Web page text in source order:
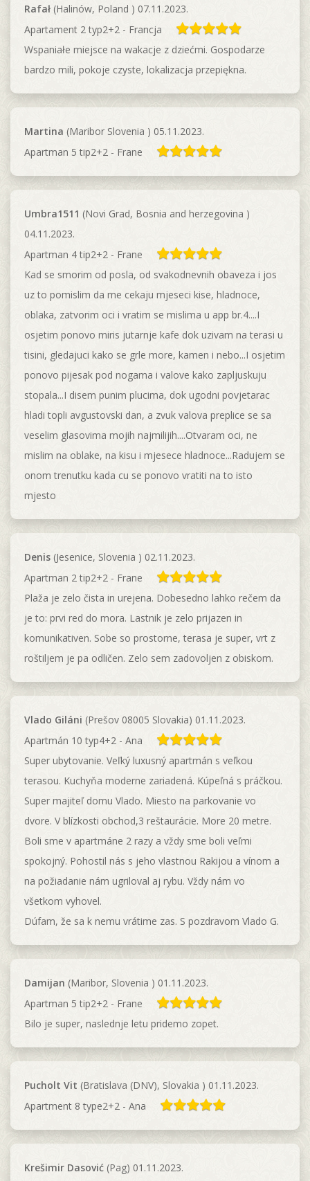
Rafał (Halinów, Poland ) 07.11.2023.
Apartament 2 typ2+2 - Francja
Wspaniałe miejsce na wakacje z dziećmi. Gospodarze
bardzo mili, pokoje czyste, lokalizacja przepiękna.
Martina (Maribor Slovenia ) 05.11.2023.
Apartman 5 tip2+2 - Frane
Umbra1511 (Novi Grad, Bosnia and herzegovina )
04.11.2023.
Apartman 4 tip2+2 - Frane
Kad se smorim od posla, od svakodnevnih obaveza i jos
uz to pomislim da me cekaju mjeseci kise, hladnoce,
oblaka, zatvorim oci i vratim se mislima u app br.4....I
osjetim ponovo miris jutarnje kafe dok uzivam na terasi u
tisini, gledajuci kako se grle more, kamen i nebo...I osjetim
ponovo pijesak pod nogama i valove kako zapljuskuju
stopala...I disem punim plucima, dok ugodni povjetarac
hladi topli avgustovski dan, a zvuk valova preplice se sa
veselim glasovima mojih najmilijih....Otvaram oci, ne
mislim na oblake, na kisu i mjesece hladnoce...Radujem se
onom trenutku kada cu se ponovo vratiti na to isto
mjesto
Denis (Jesenice, Slovenia ) 02.11.2023.
Apartman 2 tip2+2 - Frane
Plaža je zelo čista in urejena. Dobesedno lahko rečem da
je to: prvi red do mora. Lastnik je zelo prijazen in
komunikativen. Sobe so prostorne, terasa je super, vrt z
roštiljem je pa odličen. Zelo sem zadovoljen z obiskom.
Vlado Giláni (Prešov 08005 Slovakia) 01.11.2023.
Apartmán 10 typ4+2 - Ana
Super ubytovanie. Veľký luxusný apartmán s veľkou
terasou. Kuchyňa moderne zariadená. Kúpeľná s práčkou.
Super majiteľ domu Vlado. Miesto na parkovanie vo
dvore. V blízkosti obchod,3 reštaurácie. More 20 metre.
Boli sme v apartmáne 2 razy a vždy sme boli veľmi
spokojný. Pohostil nás s jeho vlastnou Rakijou a vínom a
na požiadanie nám ugriloval aj rybu. Vždy nám vo
všetkom vyhovel.
Dúfam, že sa k nemu vrátime zas. S pozdravom Vlado G.
Damijan (Maribor, Slovenia ) 01.11.2023.
Apartman 5 tip2+2 - Frane
Bilo je super, naslednje letu pridemo zopet.
Pucholt Vit (Bratislava (DNV), Slovakia ) 01.11.2023.
Apartment 8 type2+2 - Ana
Krešimir Dasović (Pag) 01.11.2023.